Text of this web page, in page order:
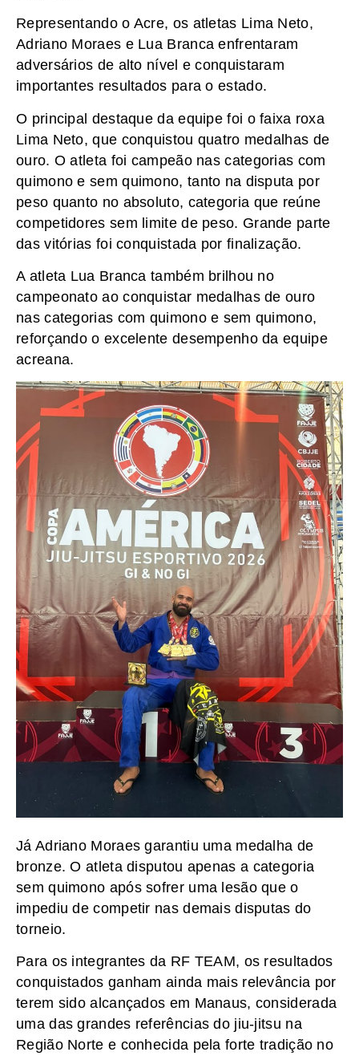
Representando o Acre, os atletas Lima Neto,
Adriano Moraes e Lua Branca enfrentaram
adversários de alto nível e conquistaram
importantes resultados para o estado.
O principal destaque da equipe foi o faixa roxa
Lima Neto, que conquistou quatro medalhas de
ouro. O atleta foi campeão nas categorias com
quimono e sem quimono, tanto na disputa por
peso quanto no absoluto, categoria que reúne
competidores sem limite de peso. Grande parte
das vitórias foi conquistada por finalização.
A atleta Lua Branca também brilhou no
campeonato ao conquistar medalhas de ouro
nas categorias com quimono e sem quimono,
reforçando o excelente desempenho da equipe
acreana.
Já Adriano Moraes garantiu uma medalha de
bronze. O atleta disputou apenas a categoria
sem quimono após sofrer uma lesão que o
impediu de competir nas demais disputas do
torneio.
Para os integrantes da RF TEAM, os resultados
conquistados ganham ainda mais relevância por
terem sido alcançados em Manaus, considerada
uma das grandes referências do jiu-jitsu na
Região Norte e conhecida pela forte tradição no